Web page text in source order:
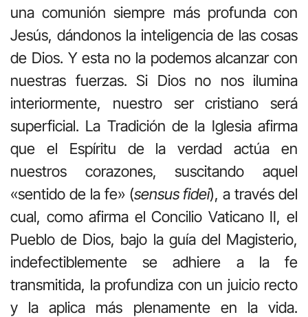
una comunión siempre más profunda con
Jesús, dándonos la inteligencia de las cosas
de Dios. Y esta no la podemos alcanzar con
nuestras fuerzas. Si Dios no nos ilumina
interiormente, nuestro ser cristiano será
superficial. La Tradición de la Iglesia afirma
que el Espíritu de la verdad actúa en
nuestros corazones, suscitando aquel
«sentido de la fe» (sensus fidei), a través del
cual, como afirma el Concilio Vaticano II, el
Pueblo de Dios, bajo la guía del Magisterio,
indefectiblemente se adhiere a la fe
transmitida, la profundiza con un juicio recto
y la aplica más plenamente en la vida.